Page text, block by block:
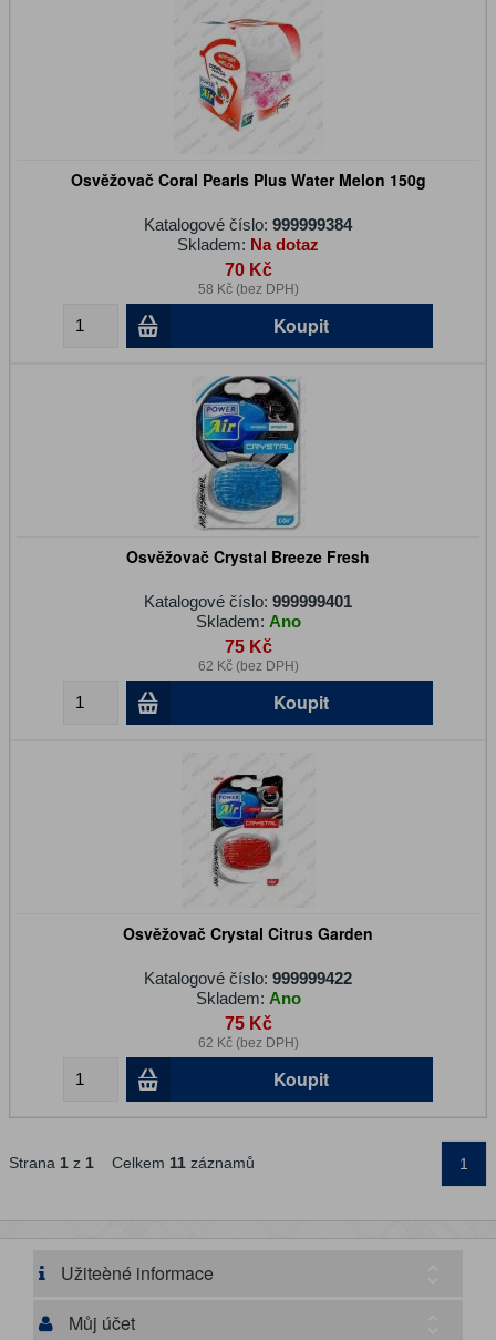
Osvěžovač Coral Pearls Plus Water Melon 150g
Katalogové číslo: 999999384
Skladem: Na dotaz
70 Kč
58 Kč (bez DPH)
Koupit
Osvěžovač Crystal Breeze Fresh
Katalogové číslo: 999999401
Skladem: Ano
75 Kč
62 Kč (bez DPH)
Koupit
Osvěžovač Crystal Citrus Garden
Katalogové číslo: 999999422
Skladem: Ano
75 Kč
62 Kč (bez DPH)
Koupit
Strana 1 z 1 Celkem 11 záznamů 1
Užiteèné informace
Můj účet